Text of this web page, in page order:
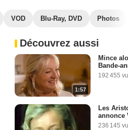
VOD Blu-Ray, DVD Photos
Découvrez aussi
1:57
Mince
Bande-
192 455
Les
annonce
236 145